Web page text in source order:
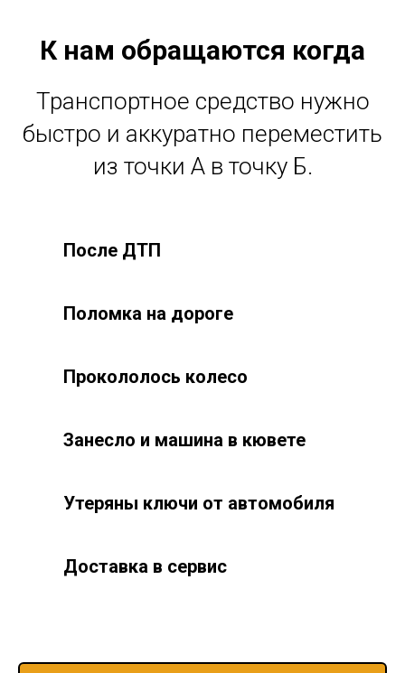
К нам обращаются когда
Транспортное средство нужно
быстро и аккуратно переместить
из точки А в точку Б.
После ДТП
Поломка на дороге
Прокололось колесо
Занесло и машина в кювете
Утеряны ключи от автомобиля
Доставка в сервис